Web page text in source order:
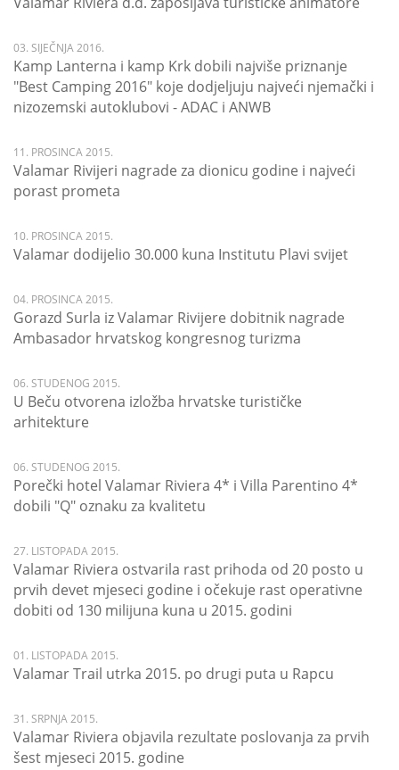
03. SIJEČNJA 2016.
Kamp Lanterna i kamp Krk dobili najviše priznanje
"Best Camping 2016" koje dodjeljuju najveći njemački i
nizozemski autoklubovi - ADAC i ANWB
11. PROSINCA 2015.
Valamar Rivijeri nagrade za dionicu godine i najveći
porast prometa
10. PROSINCA 2015.
Valamar dodijelio 30.000 kuna Institutu Plavi svijet
04. PROSINCA 2015.
Gorazd Surla iz Valamar Rivijere dobitnik nagrade
Ambasador hrvatskog kongresnog turizma
06. STUDENOG 2015.
U Beču otvorena izložba hrvatske turističke
arhitekture
06. STUDENOG 2015.
Porečki hotel Valamar Riviera 4* i Villa Parentino 4*
dobili "Q" oznaku za kvalitetu
27. LISTOPADA 2015.
Valamar Riviera ostvarila rast prihoda od 20 posto u
prvih devet mjeseci godine i očekuje rast operativne
dobiti od 130 milijuna kuna u 2015. godini
01. LISTOPADA 2015.
Valamar Trail utrka 2015. po drugi puta u Rapcu
31. SRPNJA 2015.
Valamar Riviera objavila rezultate poslovanja za prvih
šest mjeseci 2015. godine